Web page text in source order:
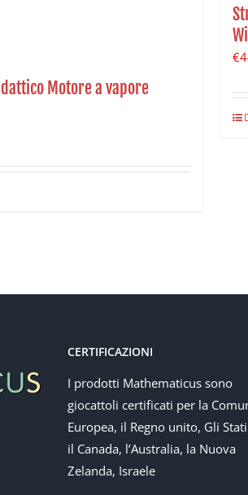
Motore a vapore
€
CERTIFICAZIONI
I prodotti Mathematicus sono
giocattoli certificati per la
Europea, il Regno unito, Gli
il Canada, l’Australia, la Nuova
Zelanda, Israele